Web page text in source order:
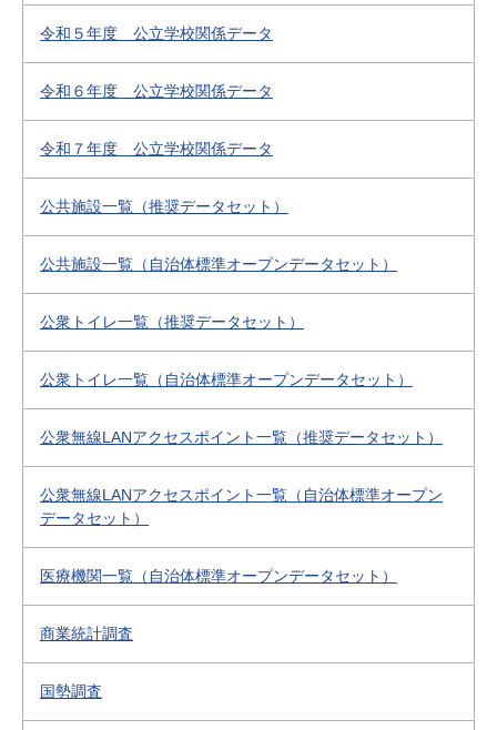
令和５年度 公立学校関係データ
令和６年度 公立学校関係データ
令和７年度 公立学校関係データ
公共施設一覧（推奨データセット）
公共施設一覧（自治体標準オープンデータセット）
公衆トイレ一覧（推奨データセット）
公衆トイレ一覧（自治体標準オープンデータセット）
公衆無線LANアクセスポイント一覧（推奨データセット）
公衆無線LANアクセスポイント一覧（自治体標準オープン
データセット）
医療機関一覧（自治体標準オープンデータセット）
商業統計調査
国勢調査